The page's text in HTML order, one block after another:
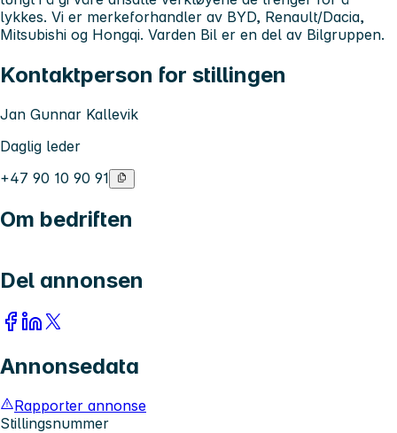
lykkes. Vi er merkeforhandler av BYD, Renault/Dacia,
Mitsubishi og Hongqi. Varden Bil er en del av Bilgruppen.
Kontaktperson for stillingen
Jan Gunnar Kallevik
Daglig leder
+47 90 10 90 91
Om bedriften
Del annonsen
Annonsedata
Rapporter annonse
Stillingsnummer